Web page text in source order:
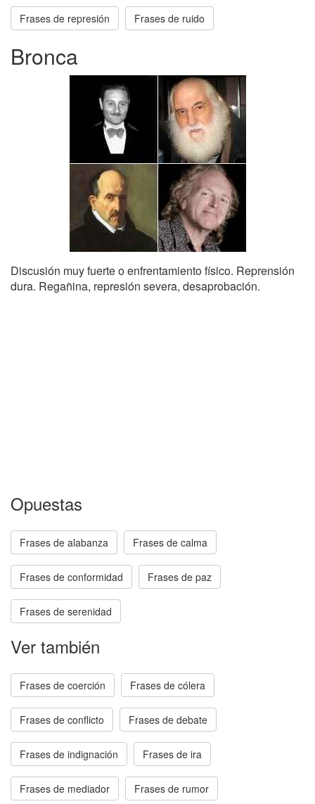
Frases de represión Frases de ruido
Bronca
Discusión muy fuerte o enfrentamiento físico. Reprensión
dura. Regañina, represión severa, desaprobación.
Opuestas
Frases de alabanza Frases de calma
Frases de conformidad Frases de paz
Frases de serenidad
Ver también
Frases de coerción Frases de cólera
Frases de conflicto Frases de debate
Frases de indignación Frases de ira
Frases de mediador Frases de rumor